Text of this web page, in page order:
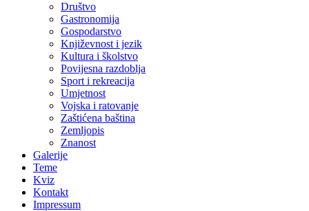
Društvo
Gastronomija
Gospodarstvo
Književnost i jezik
Kultura i školstvo
Povijesna razdoblja
Sport i rekreacija
Umjetnost
Vojska i ratovanje
Zaštićena baština
Zemljopis
Znanost
Galerije
Teme
Kviz
Kontakt
Impressum